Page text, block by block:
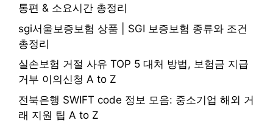
통편 & 소요시간 총정리
sgi서울보증보험 상품 | SGI 보증보험 종류와 조건
총정리
실손보험 거절 사유 TOP 5 대처 방법, 보험금 지급
거부 이의신청 A to Z
전북은행 SWIFT code 정보 모음: 중소기업 해외 거
래 지원 팁 A to Z